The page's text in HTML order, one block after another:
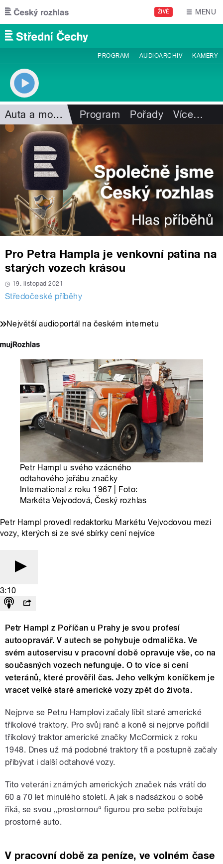
Přejít k hlavnímu obsahu
ŽIVĚ MENU
PROGRAM AUDIOARCHIV KAMERY
Auta a motorismus Program Pořady Více…
Pro Petra Hampla je venkovní patina na
starých vozech krásou
19. listopad 2021
Středočeské příběhy
Největší audioportál na českém internetu
Petr Hampl u svého vzácného
odtahového jeřábu značky
International z roku 1967 | Foto:
Markéta Vejvodová, Český rozhlas
Petr Hampl provedl redaktorku Markétu Vejvodovou mezi
vozy, kterých si ze své sbírky cení nejvíce
3:10
Petr Hampl z Poříčan u Prahy je svou profesí
autoopravář. V autech se pohybuje odmalička. Ve
svém autoservisu v pracovní době opravuje vše, co na
současných vozech nefunguje. O to více si cení
veteránů, které prověřil čas. Jeho velkým koníčkem je
vracet velké staré americké vozy zpět do života.
Nejprve se Petru Hamplovi začaly líbit staré americké
tříkolové traktory. Pro svůj ranč a koně si nejprve pořídil
tříkolový traktor americké značky McCormick z roku
1948. Dnes už má podobné traktory tři a postupně začaly
přibývat i další odtahové vozy.
Tito veteráni známých amerických značek nás vrátí do
60 a 70 let minulého století. A jak s nadsázkou o sobě
říká, se svou „prostornou“ figurou pro sebe potřebuje
prostorné auto.
V pracovní době za peníze, ve volném čase